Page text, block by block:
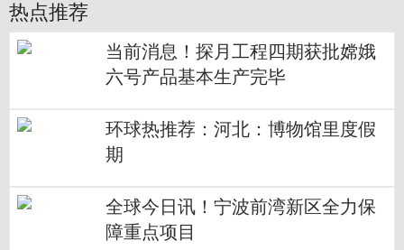
热点推荐
当前消息！探月工程四期获批嫦娥
六号产品基本生产完毕
环球热推荐：河北：博物馆里度假
期
全球今日讯！宁波前湾新区全力保
障重点项目